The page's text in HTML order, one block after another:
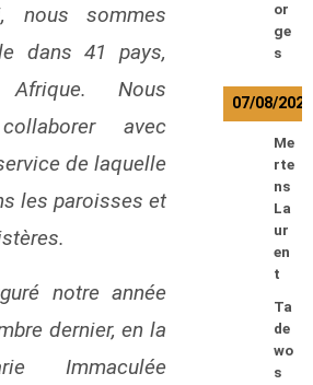
nous sommes
dans 41 pays,
Nous
avec
de laquelle
les paroisses et
notre année
dernier, en la
Immaculée
or
ge
s
07/08/2026
Me
rte
ns
La
ur
en
t
Ta
de
wo
s